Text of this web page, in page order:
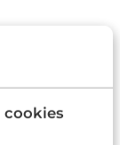
cookies
BOA®
af te
terwijl het
voor